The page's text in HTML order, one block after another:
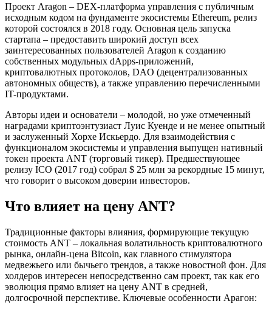
Проект Aragon – DEX-платформа управления с публичным
исходным кодом на фундаменте экосистемы Ethereum, релиз
которой состоялся в 2018 году. Основная цель запуска
стартапа – предоставить широкий доступ всех
заинтересованных пользователей Aragon к созданию
собственных модульных dApps-приложений,
криптовалютных протоколов, DAO (децентрализованных
автономных обществ), а также управлению перечисленными
IT-продуктами.
Авторы идеи и основатели – молодой, но уже отмеченный
наградами криптоэнтузиаст Луис Куенде и не менее опытный
и заслуженный Хорхе Искьердо. Для взаимодействия с
функционалом экосистемы и управления выпущен нативный
токен проекта ANT (торговый тикер). Предшествующее
релизу ICO (2017 год) собрал $ 25 млн за рекордные 15 минут,
что говорит о высоком доверии инвесторов.
Что влияет на цену ANT?
Традиционные факторы влияния, формирующие текущую
стоимость ANT – локальная волатильность криптовалютного
рынка, онлайн-цена Bitcoin, как главного стимулятора
медвежьего или бычьего трендов, а также новостной фон. Для
холдеров интересен непосредственно сам проект, так как его
эволюция прямо влияет на цену ANT в средней,
долгосрочной перспективе. Ключевые особенности Арагон: